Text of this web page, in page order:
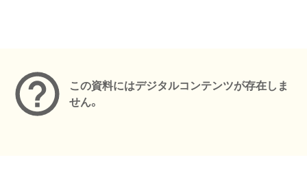
この資料にはデジタルコンテンツが存在しま
せん。